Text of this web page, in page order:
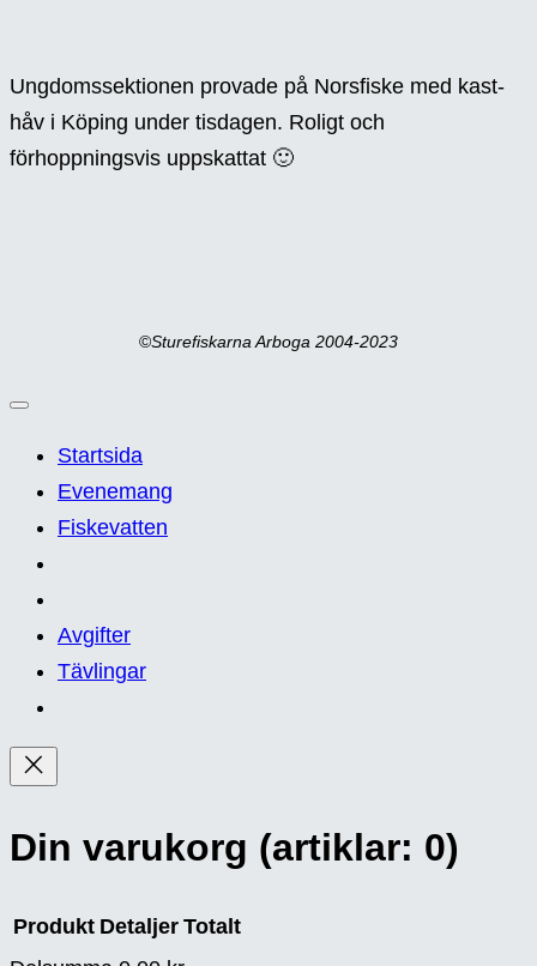
Ungdomssektionen provade på Norsfiske med kast-
håv i Köping under tisdagen. Roligt och
förhoppningsvis uppskattat 🙂
©Sturefiskarna Arboga 2004-2023
Startsida
Evenemang
Fiskevatten
Avgifter
Tävlingar
Din varukorg (artiklar: 0)
Produkt Detaljer Totalt